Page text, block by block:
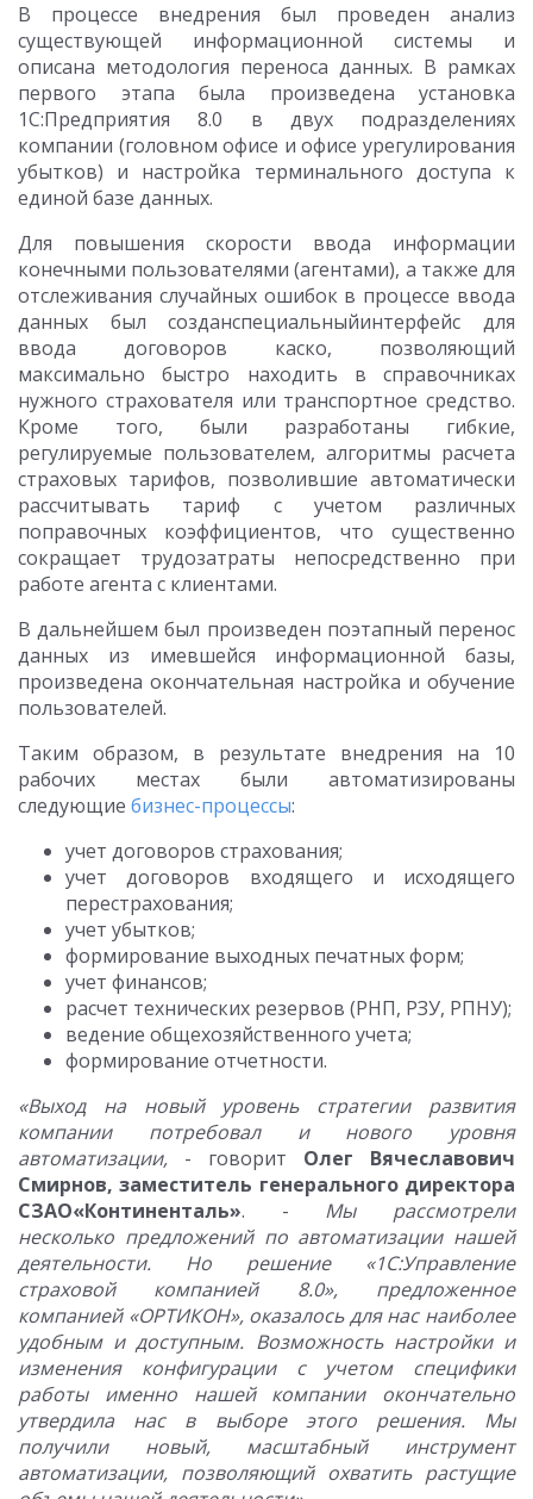
В процессе внедрения был проведен анализ
существующей информационной системы и
описана методология переноса данных. В рамках
первого этапа была произведена установка
1С:Предприятия 8.0 в двух подразделениях
компании (головном офисе и офисе урегулирования
убытков) и настройка терминального доступа к
единой базе данных.
Для повышения скорости ввода информации
конечными пользователями (агентами), а также для
отслеживания случайных ошибок в процессе ввода
данных был созданспециальныйинтерфейс для
ввода договоров каско, позволяющий
максимально быстро находить в справочниках
нужного страхователя или транспортное средство.
Кроме того, были разработаны гибкие,
регулируемые пользователем, алгоритмы расчета
страховых тарифов, позволившие автоматически
рассчитывать тариф с учетом различных
поправочных коэффициентов, что существенно
сокращает трудозатраты непосредственно при
работе агента с клиентами.
В дальнейшем был произведен поэтапный перенос
данных из имевшейся информационной базы,
произведена окончательная настройка и обучение
пользователей.
Таким образом, в результате внедрения на 10
рабочих местах были автоматизированы
следующие бизнес-процессы:
учет договоров страхования;
учет договоров входящего и исходящего
перестрахования;
учет убытков;
формирование выходных печатных форм;
учет финансов;
расчет технических резервов (РНП, РЗУ, РПНУ);
ведение общехозяйственного учета;
формирование отчетности.
«Выход на новый уровень стратегии развития
компании потребовал и нового уровня
автоматизации, - говорит Олег Вячеславович
Смирнов, заместитель генерального директора
СЗАО«Континенталь». - Мы рассмотрели
несколько предложений по автоматизации нашей
деятельности. Но решение «1С:Управление
страховой компанией 8.0», предложенное
компанией «ОРТИКОН», оказалось для нас наиболее
удобным и доступным. Возможность настройки и
изменения конфигурации с учетом специфики
работы именно нашей компании окончательно
утвердила нас в выборе этого решения. Мы
получили новый, масштабный инструмент
автоматизации, позволяющий охватить растущие